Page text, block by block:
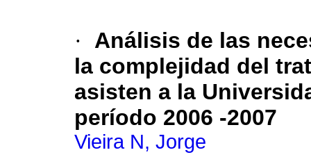
·
Análisis de las
la complejidad del
asisten a la
período 2006 -2007
Vieira N, Jorge